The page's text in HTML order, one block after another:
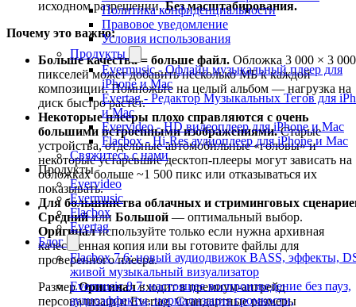
Политика конфиденциальности
Правовое уведомление
Условия использования
Продукты
Evermusic - Офлайн музыкальный плеер для
iPhone и Mac
Evertag - Редактор Музыкальных Тегов для
и Mac
Evervideo - HD видеоплеер для iPhone и Mac
Flacbox - Hi-Res аудиоплеер для iPhone и Mac
Свяжитесь с нами
Продукты
Evervideo
Evermusic
Flacbox
Evertag
Блог
Flacbox 7.6: новый аудиодвижок BASS, эффекты,
живой музыкальный визуализатор
Evermusic 8.7: настоящее воспроизведение без пауз,
аудиоэффекты, нормализация громкости,
исходном разрешении.Без масштабирования.
Почему это важно:
Больше качества = больше файл. Обложка 3 000 × 3 000
пикселей может добавить несколько МБ к каждой
композиции. Помножьте на целый альбом — нагрузка на
диск быстро растёт.
Некоторые плееры плохо справляются с очень
большими встроенными изображениями.Старые
устройства, отдельные автомобильные «головы» и
некоторые устаревшие десктоп-плееры могут зависать на
обложках больше ~1 500 пикс или отказываться их
показывать.
Для большинства облачных и стриминговых
Среднийили Большой — оптимальный выбор.
Оригиналиспользуйте только если нужна архивная
качественная копия или вы готовите файлы для
проверенного плеера.
РазмерОригиналвходит в премиум-апгрейд
персонализации Evertag. Стандартные размеры